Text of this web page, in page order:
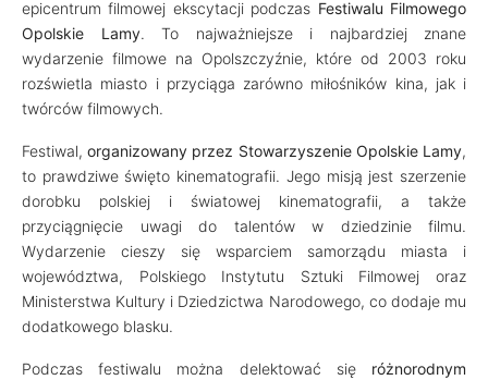
epicentrum filmowej ekscytacji podczas Festiwalu Filmowego
Opolskie Lamy. To najważniejsze i najbardziej znane
wydarzenie filmowe na Opolszczyźnie, które od 2003 roku
rozświetla miasto i przyciąga zarówno miłośników kina, jak i
twórców filmowych.
Festiwal,organizowany przez Stowarzyszenie Opolskie Lamy,
to prawdziwe święto kinematografii. Jego misją jest szerzenie
dorobku polskiej i światowej kinematografii, a także
przyciągnięcie uwagi do talentów w dziedzinie filmu.
Wydarzenie cieszy się wsparciem samorządu miasta i
województwa, Polskiego Instytutu Sztuki Filmowej oraz
Ministerstwa Kultury i Dziedzictwa Narodowego, co dodaje mu
dodatkowego blasku.
Podczas festiwalu można delektować się różnorodnym